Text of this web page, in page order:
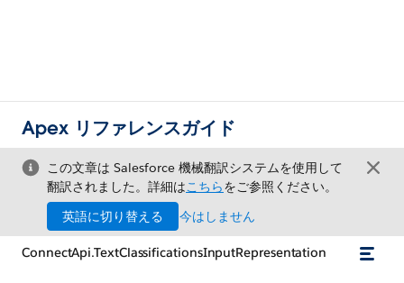
Apex リファレンスガイド
この文章は Salesforce 機械翻訳システムを使用して
翻訳されました。詳細はこちらをご参照ください。
英語に切り替える
今はしません
ConnectApi.TextClassificationsInputRepresentation